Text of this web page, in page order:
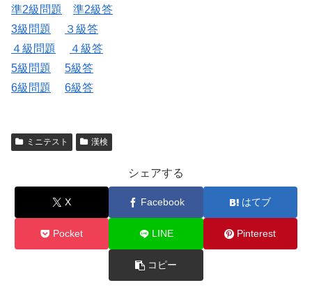
準2級問題
準2級答
3級問題
３級答
４級問題
４級答
5級問題
5級答
6級問題
6級答
ミニテスト 漢検
シェアする
X Facebook はてブ
Pocket LINE Pinterest
コピー